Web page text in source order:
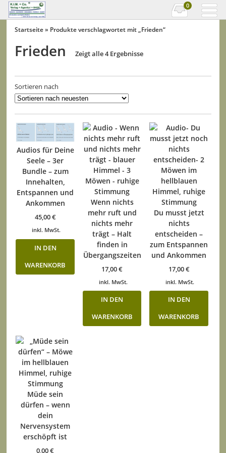
0
Startseite» Produkte verschlagwortet mit „Frieden“
Frieden Zeigt alle 4 Ergebnisse
Sortieren nach
Audios für Deine
Seele – 3er
Bundle – zum
Innehalten,
Entspannen und
Ankommen
45,00€
inkl. MwSt.
IN DEN
WARENKORB
Wenn nichts
mehr ruft und
nichts mehr
trägt – Halt
finden in
Übergangszeiten
17,00€
inkl. MwSt.
IN DEN
WARENKORB
Du musst jetzt
nichts
entscheiden –
zum Entspannen
und Ankommen
17,00€
inkl. MwSt.
IN DEN
WARENKORB
Müde sein
dürfen – wenn
dein
Nervensystem
erschöpft ist
0,00€